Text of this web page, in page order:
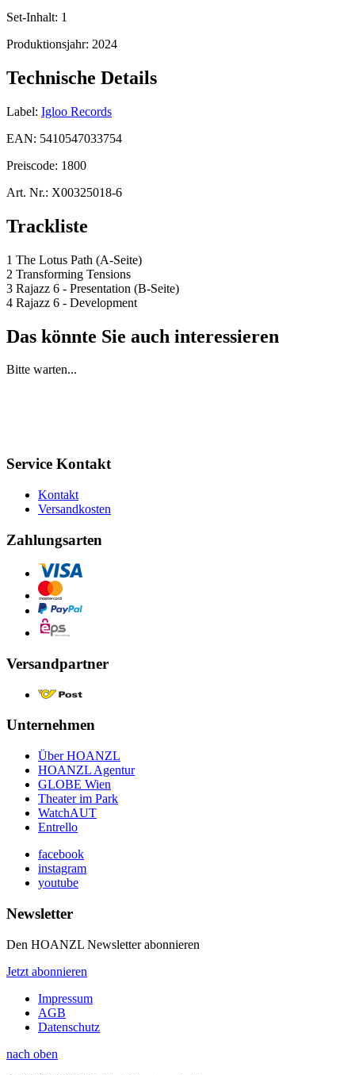
Set-Inhalt: 1
Produktionsjahr: 2024
Technische Details
Label: Igloo Records
EAN: 5410547033754
Preiscode: 1800
Art. Nr.: X00325018-6
Trackliste
1 The Lotus Path (A-Seite)
2 Transforming Tensions
3 Rajazz 6 - Presentation (B-Seite)
4 Rajazz 6 - Development
Das könnte Sie auch interessieren
Bitte warten...
Service Kontakt
Kontakt
Versandkosten
Zahlungsarten
Versandpartner
Unternehmen
Über HOANZL
HOANZL Agentur
GLOBE Wien
Theater im Park
WatchAUT
Entrello
facebook
instagram
youtube
Newsletter
Den HOANZL Newsletter abonnieren
Jetzt abonnieren
Impressum
AGB
Datenschutz
nach oben